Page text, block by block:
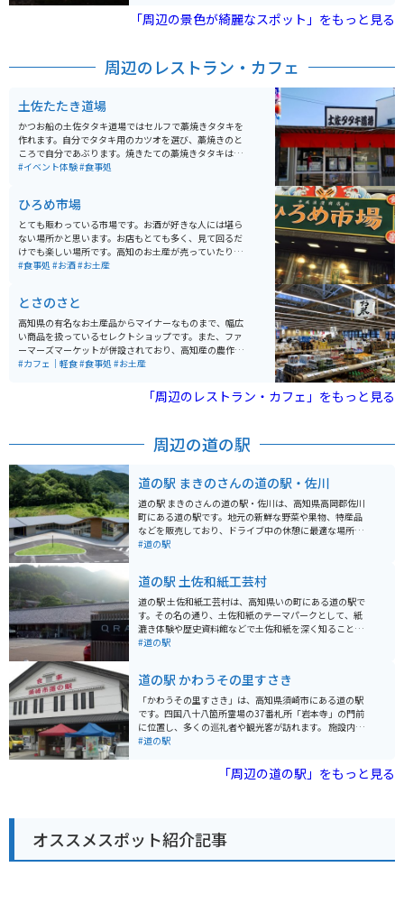
桜も楽しめます。近くのひろめ市場では、絶品のカツオ
のたたきを食べることができます。
「周辺の景色が綺麗なスポット」をもっと見る
周辺のレストラン・カフェ
土佐たたき道場
かつお船の土佐タタキ道場ではセルフで藁焼きタタキを
作れます。自分でタタキ用のカツオを選び、藁焼きのと
ころで自分であぶります。焼きたての藁焼きタタキは、
その場で食べたり、持ち帰りもできます。お土産も揃っ
#イベント体験#食事処
ひろめ市場
とても賑わっている市場です。お酒が好きな人には堪ら
ない場所かと思います。お店もとても多く、見て回るだ
けでも楽しい場所です。高知のお土産が売っていたり、
店によっては持ち帰りもできるので、コロナ禍でも安心
#食事処 #お酒#お土産
とさのさと
高知県の有名なお土産品からマイナーなものまで、幅広
い商品を扱っているセレクトショップです。また、ファ
ーマーズマーケットが併設されており、高知産の農作物
なども購入できます。店内にはお土産ショップの他にカ
#カフェ｜軽食#食事処 #お土産
「周辺のレストラン・カフェ」をもっと見る
周辺の道の駅
道の駅 まきのさんの道の駅・佐川
道の駅 まきのさんの道の駅・佐川は、高知県高岡郡佐川
町にある道の駅です。地元の新鮮な野菜や果物、特産品
などを販売しており、ドライブ中の休憩に最適な場所で
す。 バイクで訪れる場合、駐車場も広々としているので
観光スポットも充実しています。佐川町は、坂本龍馬の
出身地としても知られており、歴史好きの方にもおすす
めです。 名産品としては、日本酒やゆずを使った加工
品、手作りのこんにゃくなどが人気です。道の駅で販売
されているので、お土産にいかがでしょうか。
#道の駅
道の駅 土佐和紙工芸村
道の駅 土佐和紙工芸村は、高知県いの町にある道の駅で
す。その名の通り、土佐和紙のテーマパークとして、紙
漉き体験や歴史資料館などで土佐和紙を深く知ることが
できます。 施設内にはレストランや物産館もあり、地元
場合、駐車場も広々としているので安心です。周辺に
は、和紙の原料となる楮の栽培地や、昔ながらの紙漉き
場など、自然豊かな風景が広がっています。 土佐和紙の
歴史に触れながら、ゆっくりと過ごせる道の駅です。
#道の駅
道の駅 かわうその里すさき
「かわうその里すさき」は、高知県須崎市にある道の駅
です。四国八十八箇所霊場の37番札所「岩本寺」の門前
に位置し、多くの巡礼者や観光客が訪れます。 施設内に
は、地元の特産品を販売するショップや、地元食材を使
市の特産品である「鍋焼きラーメン」はおすすめです。
また、「かわうその里すさき」という名前の通り、隣接
風光明媚な海岸線が続く「横波黒潮ライン」があり、ツ
ーリングにも最適です。 周辺には、太平洋を一望できる
「太平洋眺望遊歩道」や、奇岩が連なる「唐人駄場」な
#道の駅
「周辺の道の駅」をもっと見る
オススメスポット紹介記事